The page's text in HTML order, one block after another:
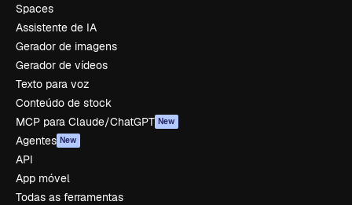
Spaces
Assistente de IA
Gerador de imagens
Gerador de vídeos
Texto para voz
Conteúdo de stock
MCP para Claude/ChatGPT New
Agentes New
API
App móvel
Todas as ferramentas